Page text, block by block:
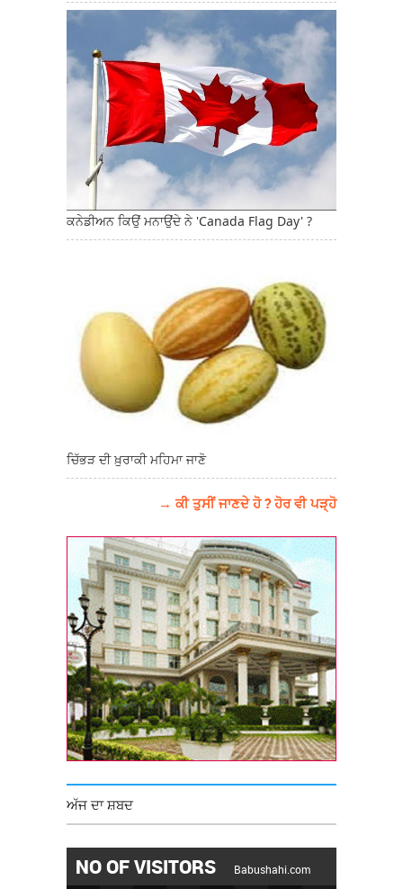
ਕਨੇਡੀਅਨ ਕਿਉਂ ਮਨਾਉਂਦੇ ਨੇ 'Canada Flag Day' ?
ਚਿੱਭੜ ਦੀ ਖ਼ੁਰਾਕੀ ਮਹਿਮਾ ਜਾਣੋ
→ ਕੀ ਤੁਸੀਂ ਜਾਣਦੇ ਹੋ ? ਹੋਰ ਵੀ ਪੜ੍ਹੋ
ਅੱਜ ਦਾ ਸ਼ਬਦ
NO OF VISITORS Babushahi.com